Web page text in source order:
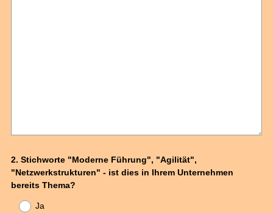
Question
Title
2. Stichworte "Moderne Führung", "Agilität",
"Netzwerkstrukturen" - ist dies in Ihrem Unternehmen
bereits Thema?
Ja